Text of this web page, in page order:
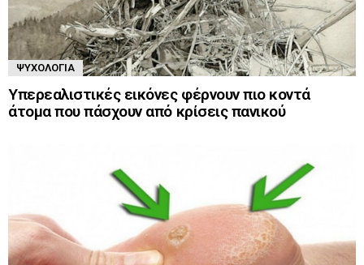
ΨΥΧΟΛΟΓΊΑ
Υπερεαλιστικές εικόνες φέρνουν πιο κοντά
άτομα που πάσχουν από κρίσεις πανικού